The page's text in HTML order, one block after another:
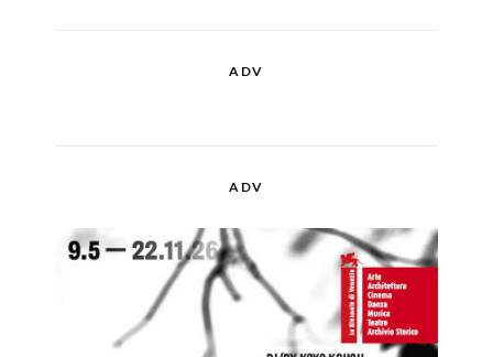
ADV
ADV